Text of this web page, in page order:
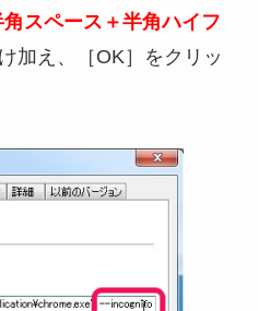
角スペース＋半角ハイフ
加え、［OK］をクリッ